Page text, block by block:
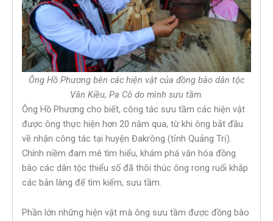
Ông Hồ Phương bên các hiện vật của đồng bào dân tộc
Vân Kiều, Pa Cô do mình sưu tầm.
Ông Hồ Phương cho biết, công tác sưu tầm các hiện vật
được ông thực hiện hơn 20 năm qua, từ khi ông bắt đầu
về nhận công tác tại huyện Đakrông (tỉnh Quảng Trị).
Chính niềm đam mê tìm hiểu, khám phá văn hóa đồng
bào các dân tộc thiểu số đã thôi thúc ông rong ruổi khắp
các bản làng để tìm kiếm, sưu tầm.
Phần lớn những hiện vật mà ông sưu tầm được đồng bào